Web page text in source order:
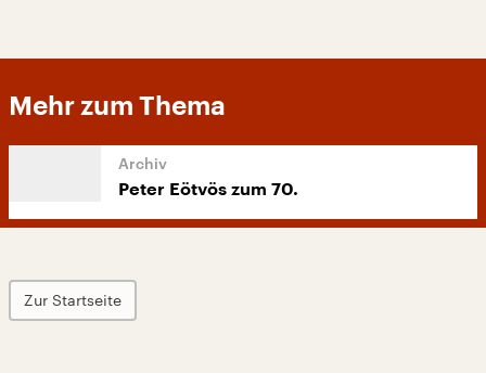
Mehr zum Thema
Peter Eötvös zum 70.
Zur Startseite